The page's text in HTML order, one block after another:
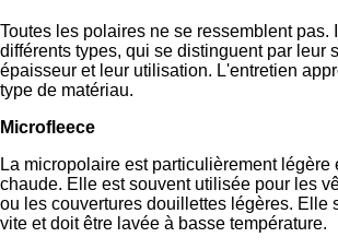
Toutes les polaires ne se ressemblent pas.
différents types, qui se distinguent par leur
épaisseur et leur utilisation. L'entretien
type de matériau.
Microfleece
La micropolaire est particulièrement légère
chaude. Elle est souvent utilisée pour les
ou les couvertures douillettes légères. Elle
vite et doit être lavée à basse température.